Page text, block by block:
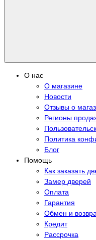
О нас
О магазине
Новости
Отзывы о
Регионы
Политика
Блог
Помощь
Как заказать
Замер дверей
Оплата
Гарантия
Обмен и
Кредит
Рассрочка